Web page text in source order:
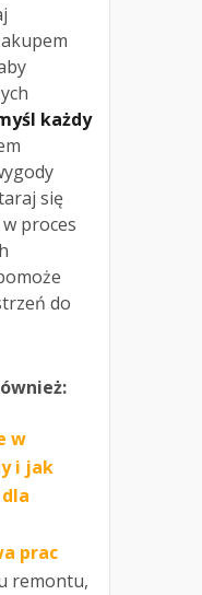
każdy
się
proces
do
w
i jak
prac
remontu,